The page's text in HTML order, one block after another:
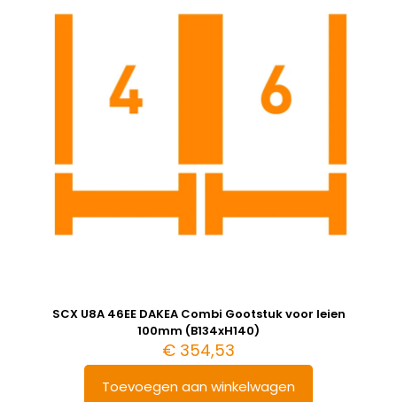
SCX U8A 46EE DAKEA Combi Gootstuk voor leien
100mm (B134xH140)
€ 354,53
Toevoegen aan winkelwagen